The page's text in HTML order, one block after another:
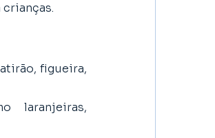
figueira,
laranjeiras,